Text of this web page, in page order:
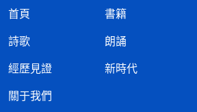
首頁 書籍
詩歌
朗誦
經歷見證
新時代
關于我們